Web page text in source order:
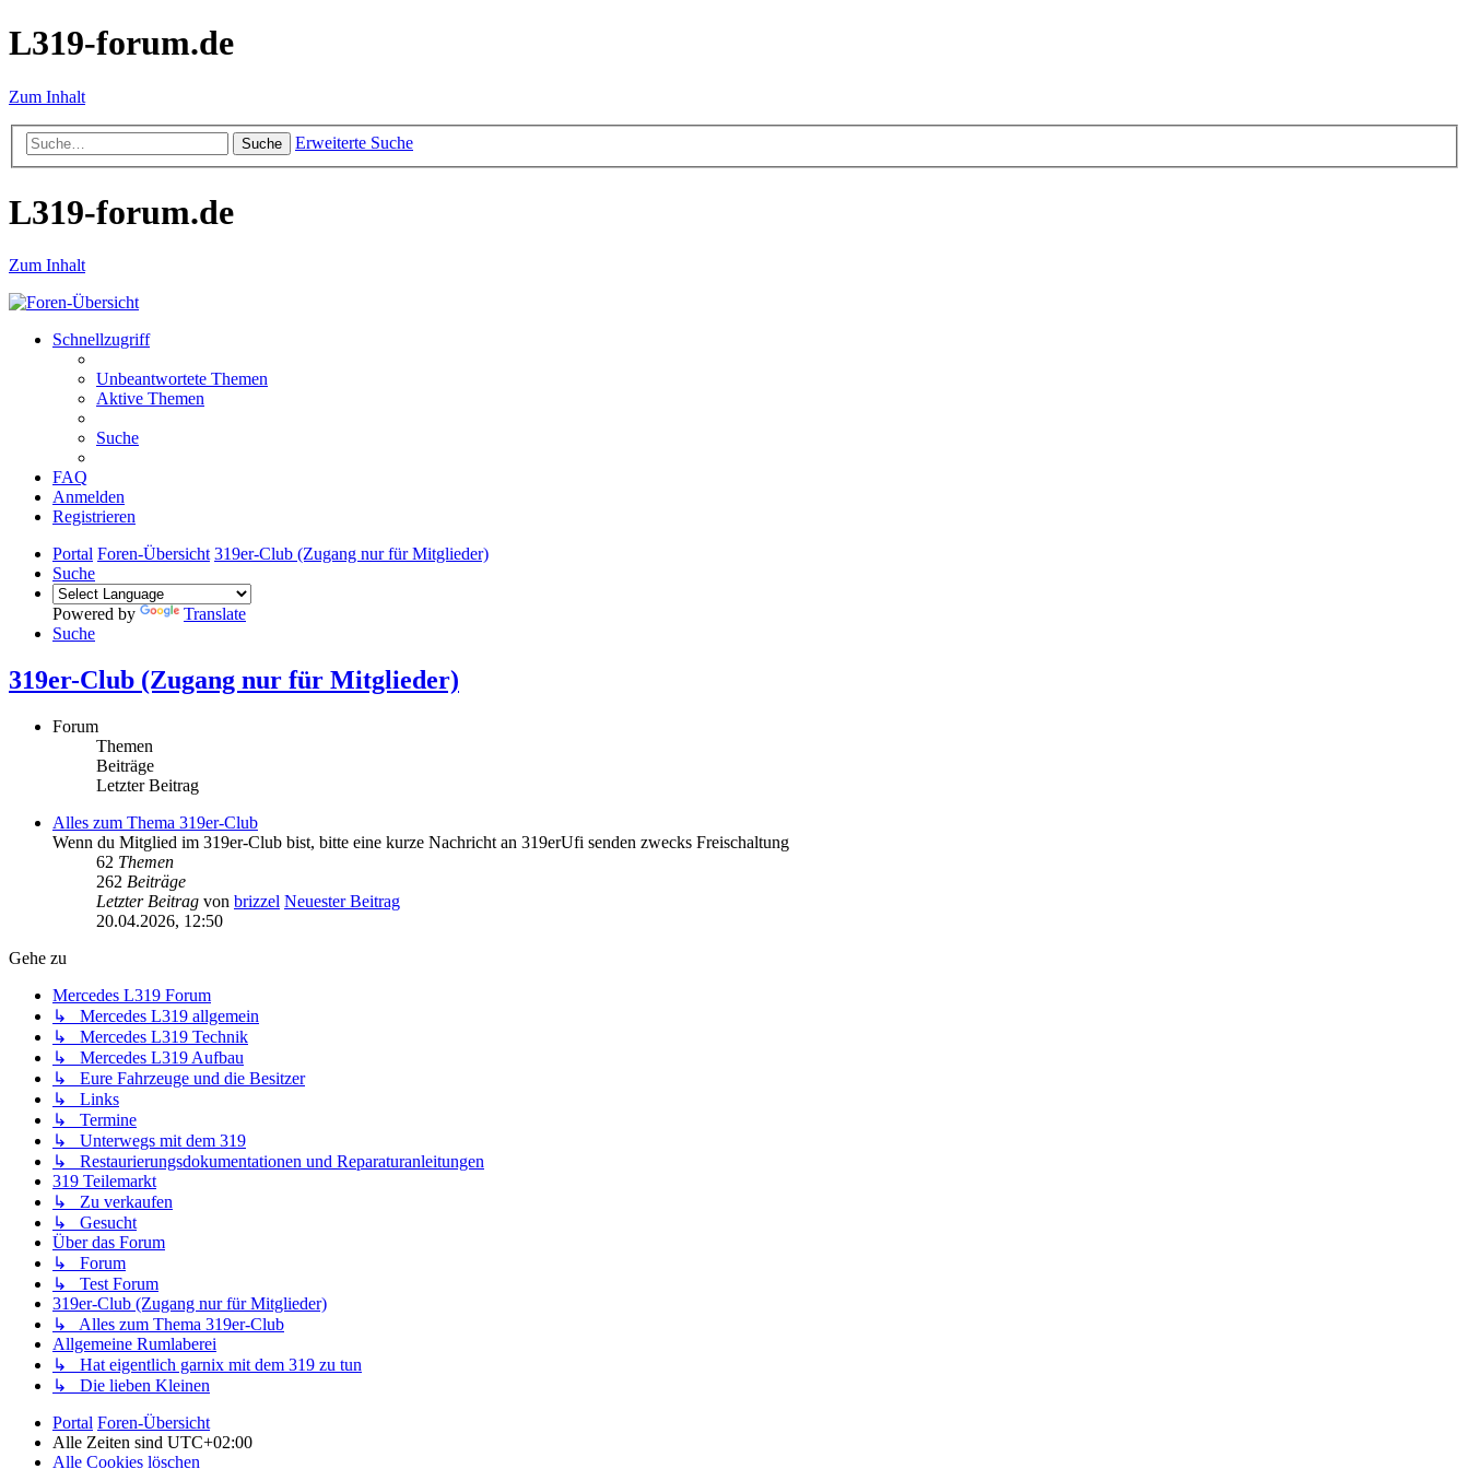
L319-forum.de
Zum Inhalt
Suche Erweiterte Suche
L319-forum.de
Zum Inhalt
Schnellzugriff
Unbeantwortete Themen
Aktive Themen
Suche
FAQ
Anmelden
Registrieren
Portal Foren-Übersicht 319er-Club (Zugang nur für Mitglieder)
Suche
Powered by
Translate
Suche
319er-Club (Zugang nur für Mitglieder)
Forum
Themen
Beiträge
Letzter Beitrag
Alles zum Thema 319er-Club
Wenn du Mitglied im 319er-Club bist, bitte eine kurze Nachricht an 319erUfi senden zwecks Freischaltung
62 Themen
262 Beiträge
Letzter Beitrag von brizzel Neuester Beitrag
20.04.2026, 12:50
Gehe zu
Mercedes L319 Forum
↳ Mercedes L319 allgemein
↳ Mercedes L319 Technik
↳ Mercedes L319 Aufbau
↳ Eure Fahrzeuge und die Besitzer
↳ Links
↳ Termine
↳ Unterwegs mit dem 319
↳ Restaurierungsdokumentationen und Reparaturanleitungen
319 Teilemarkt
↳ Zu verkaufen
↳ Gesucht
Über das Forum
↳ Forum
↳ Test Forum
319er-Club (Zugang nur für Mitglieder)
↳ Alles zum Thema 319er-Club
Allgemeine Rumlaberei
↳ Hat eigentlich garnix mit dem 319 zu tun
↳ Die lieben Kleinen
Portal Foren-Übersicht
Alle Zeiten sind UTC+02:00
Alle Cookies löschen